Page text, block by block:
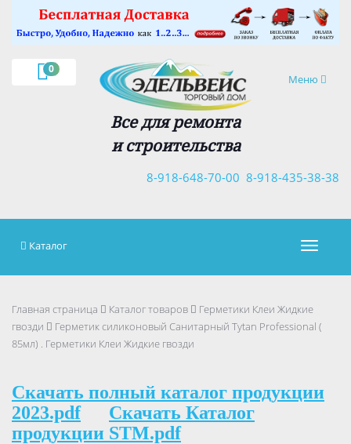
0
Навигация
Меню
Все для ремонта
и строительства
8-918-435-38-38
8-918-648-70-00
×
Каталог
Главная страница Каталог товаров
Герметики Клеи Жидкие
гвозди
Герметик силиконовый Санитарный Tytan Professional (
85мл) . Герметики Клеи Жидкие гвозди
Скачать полный каталог продукции
2023.pdf
Скачать Каталог
продукции STM.pdf